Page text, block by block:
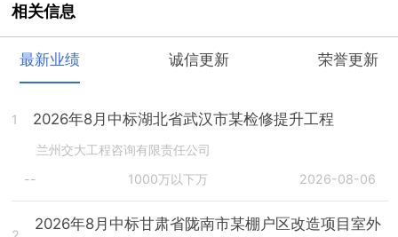
相关信息
最新业绩 诚信更新 荣誉更新
1 2026年8月中标湖北省武汉市某检修提升工程
兰州交大工程咨询有限责任公司
--
1000万以下万 2026-08-06
2026年8月中标甘肃省陇南市某棚户区改造项目室外